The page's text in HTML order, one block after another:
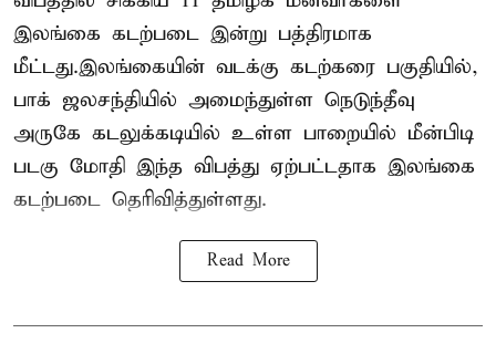
இலங்கை கடற்படை இன்று பத்திரமாக
மீட்டது.இலங்கையின் வடக்கு கடற்கரை பகுதியில்,
பாக் ஜலசந்தியில் அமைந்துள்ள நெடுந்தீவு
அருகே கடலுக்கடியில் உள்ள பாறையில் மீன்பிடி
படகு மோதி இந்த விபத்து ஏற்பட்டதாக இலங்கை
கடற்படை தெரிவித்துள்ளது.
Read More